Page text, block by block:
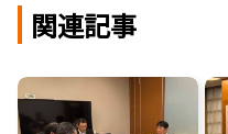
関連記事